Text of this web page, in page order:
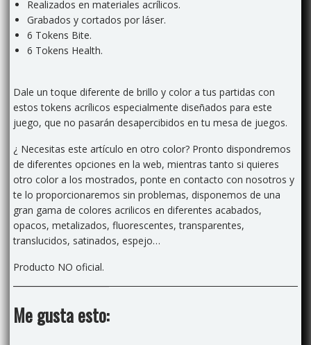
Realizados en materiales acrílicos.
Grabados y cortados por láser.
6 Tokens Bite.
6 Tokens Health.
Dale un toque diferente de brillo y color a tus partidas con
estos tokens acrílicos especialmente diseñados para este
juego, que no pasarán desapercibidos en tu mesa de juegos.
¿ Necesitas este artículo en otro color? Pronto dispondremos
de diferentes opciones en la web, mientras tanto si quieres
otro color a los mostrados, ponte en contacto con nosotros y
te lo proporcionaremos sin problemas, disponemos de una
gran gama de colores acrilicos en diferentes acabados,
opacos, metalizados, fluorescentes, transparentes,
translucidos, satinados, espejo…
Producto NO oficial.
Me gusta esto: